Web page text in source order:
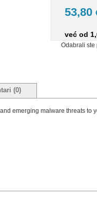
53,80
već od
Odabrali ste
(0)
emerging malware threats